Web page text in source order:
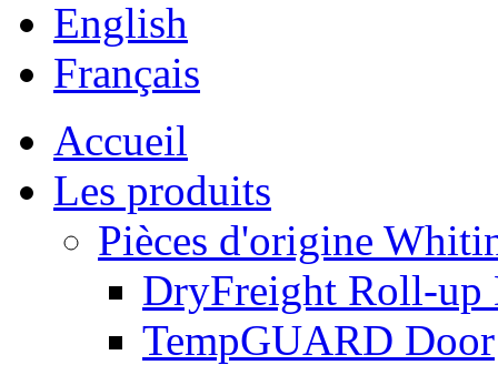
English
Français
Accueil
Les produits
Pièces d'origine
DryFreight Roll-up
TempGUARD Door